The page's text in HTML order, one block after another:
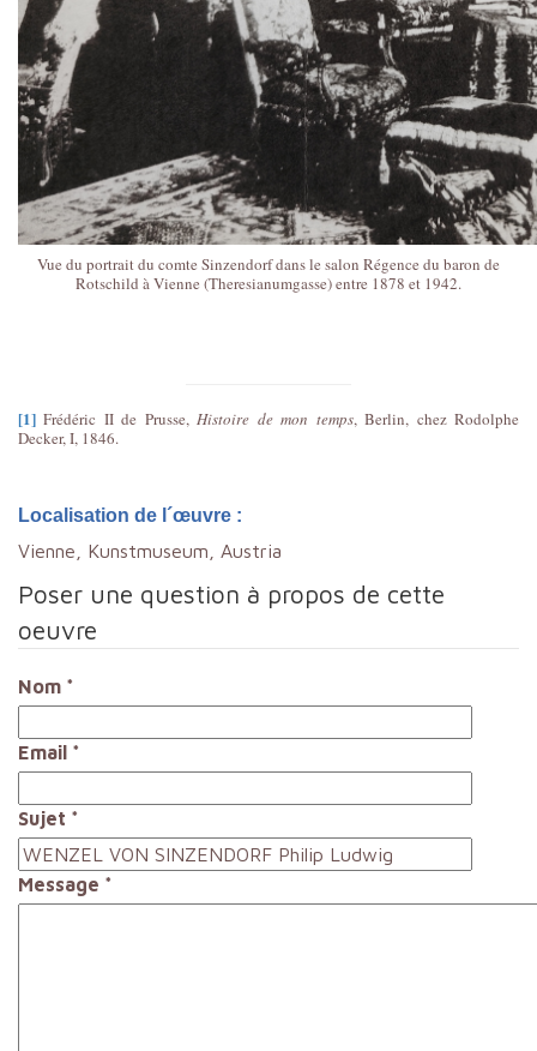
Vue du portrait du comte Sinzendorf dans le salon Régence du baron de
Rotschild à Vienne (Theresianumgasse) entre 1878 et 1942.
[1] Frédéric II de Prusse,Histoire de mon temps, Berlin, chez Rodolphe
Decker, I, 1846.
Localisation de l´œuvre :
Vienne, Kunstmuseum, Austria
Poser une question à propos de cette
oeuvre
Nom *
Email *
Sujet *
Message *